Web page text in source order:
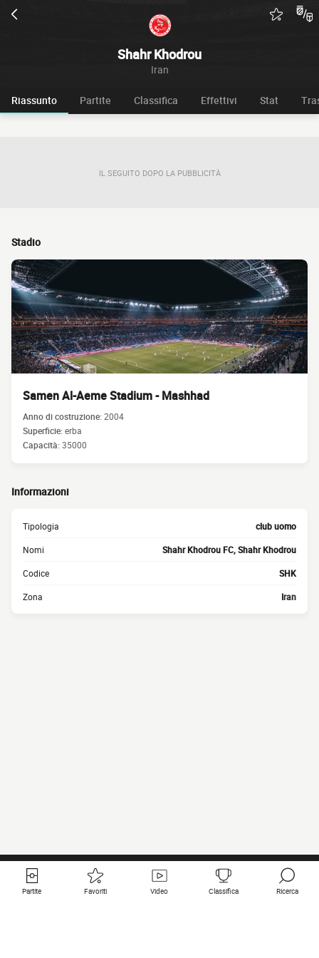
Shahr Khodrou
Iran
Riassunto Partite Classifica Effettivi Stat
IL SEGUITO DOPO LA PUBBLICITÀ
Stadio
Samen Al-Aeme Stadium - Mashhad
Anno di costruzione:2004
Superficie:erba
Capacità:35000
Informazioni
Tipologia club uomo
Nomi Shahr Khodrou FC, Shahr Khodrou
Codice SHK
Zona Iran
Partite Favoriti Video Classifica Ricerca